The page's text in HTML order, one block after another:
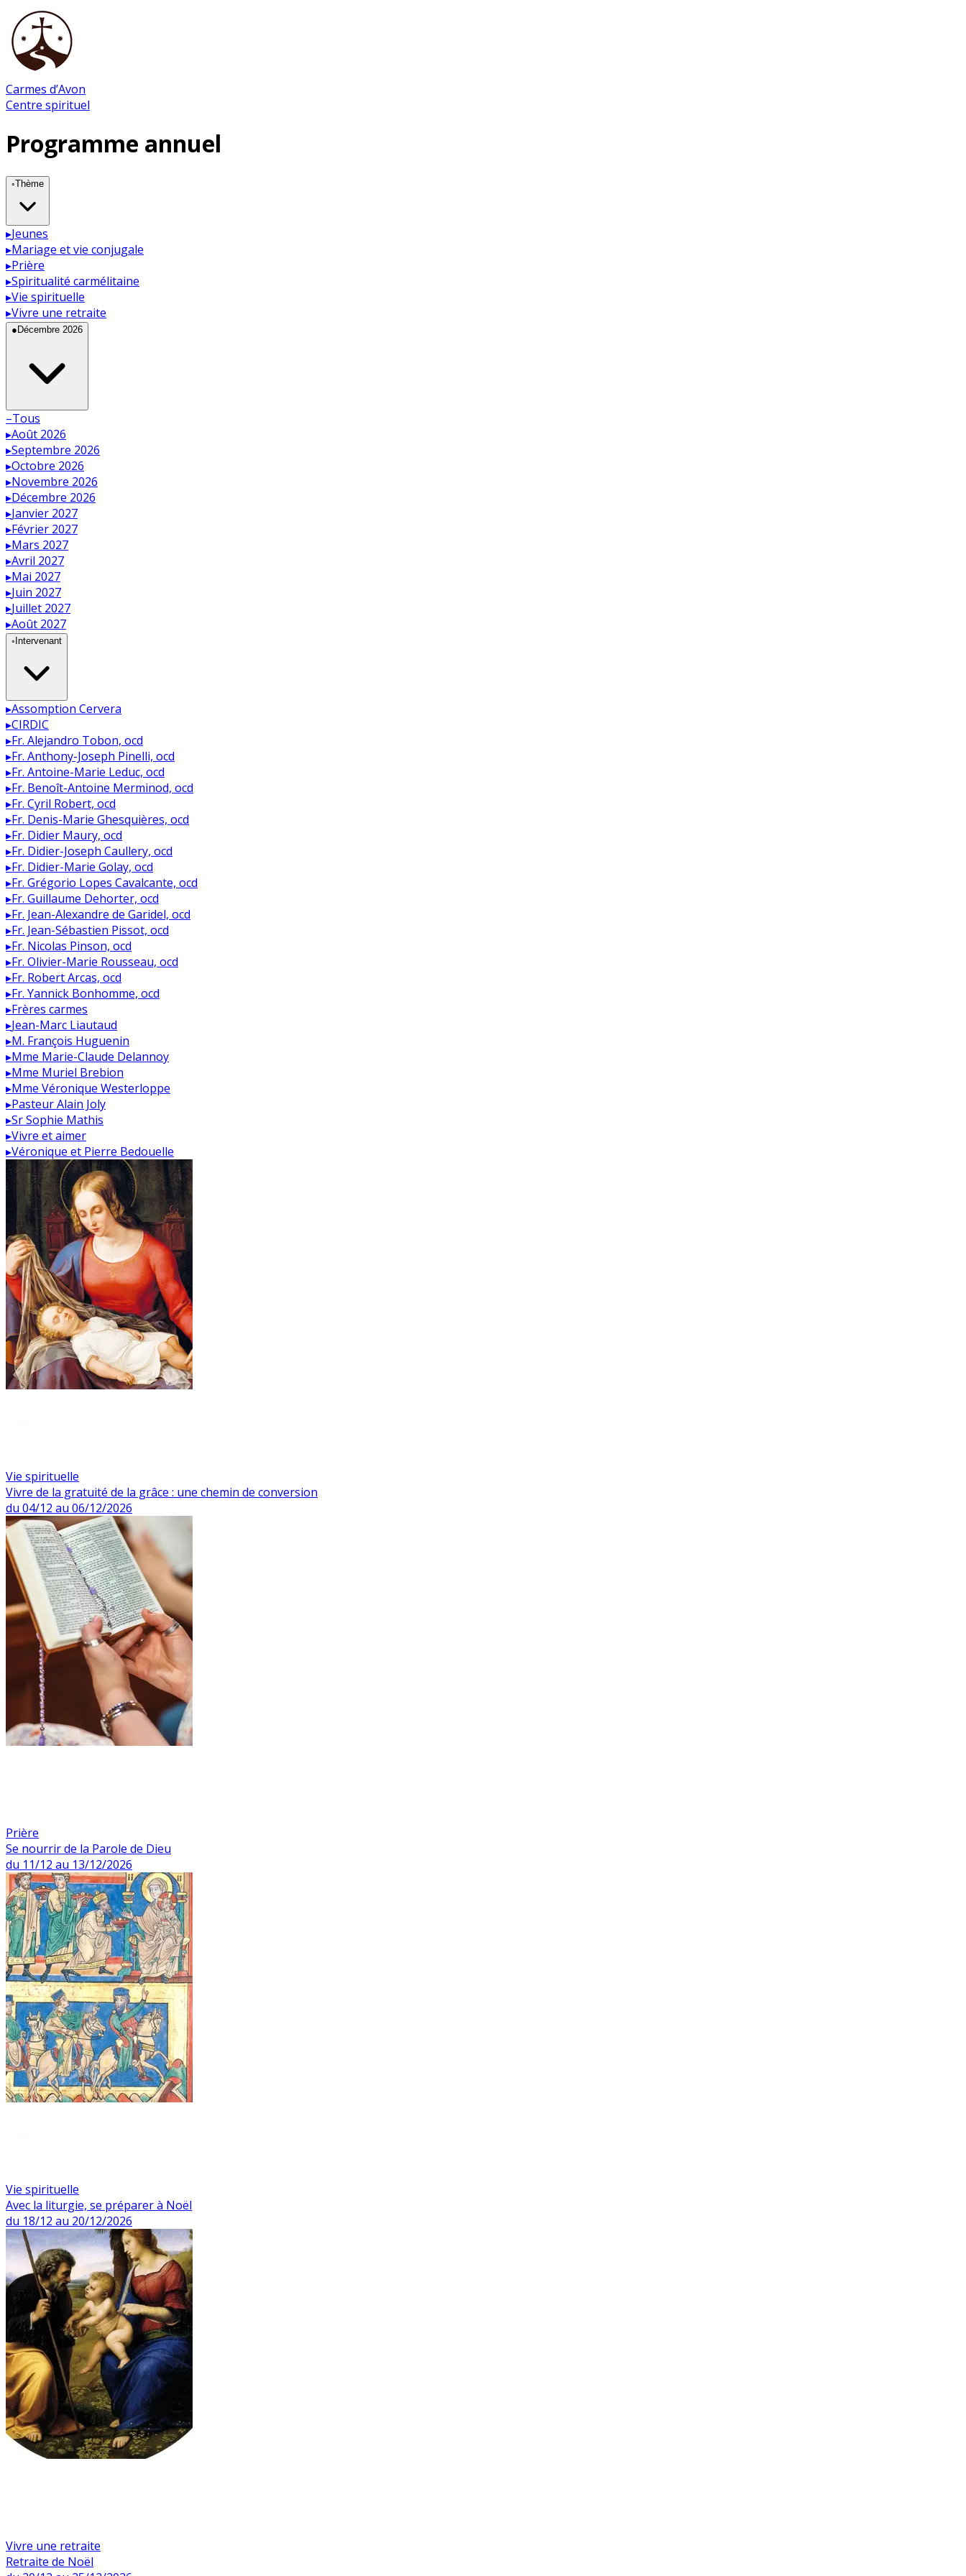
Carmes d’Avon
Centre spirituel
Programme annuel
◦Thème
▸Jeunes
▸Mariage et vie conjugale
▸Prière
▸Spiritualité carmélitaine
▸Vie spirituelle
▸Vivre une retraite
● Décembre 2026
–Tous
▸Août 2026
▸Septembre 2026
▸Octobre 2026
▸Novembre 2026
▸Décembre 2026
▸Janvier 2027
▸Février 2027
▸Mars 2027
▸Avril 2027
▸Mai 2027
▸Juin 2027
▸Juillet 2027
▸Août 2027
◦ Intervenant
▸Assomption Cervera
▸CIRDIC
▸Fr. Alejandro Tobon, ocd
▸Fr. Anthony-Joseph Pinelli, ocd
▸Fr. Antoine-Marie Leduc, ocd
▸Fr. Benoît-Antoine Merminod, ocd
▸Fr. Cyril Robert, ocd
▸Fr. Denis-Marie Ghesquières, ocd
▸Fr. Didier Maury, ocd
▸Fr. Didier-Joseph Caullery, ocd
▸Fr. Didier-Marie Golay, ocd
▸Fr. Grégorio Lopes Cavalcante, ocd
▸Fr. Guillaume Dehorter, ocd
▸Fr. Jean-Alexandre de Garidel, ocd
▸Fr. Jean-Sébastien Pissot, ocd
▸Fr. Nicolas Pinson, ocd
▸Fr. Olivier-Marie Rousseau, ocd
▸Fr. Robert Arcas, ocd
▸Fr. Yannick Bonhomme, ocd
▸Frères carmes
▸Jean-Marc Liautaud
▸M. François Huguenin
▸Mme Marie-Claude Delannoy
▸Mme Muriel Brebion
▸Mme Véronique Westerloppe
▸Pasteur Alain Joly
▸Sr Sophie Mathis
▸Vivre et aimer
▸Véronique et Pierre Bedouelle
Vie spirituelle
Vivre de la gratuité de la grâce : une chemin de conversion
du 04/12 au 06/12/2026
Prière
Se nourrir de la Parole de Dieu
du 11/12 au 13/12/2026
Vie spirituelle
Avec la liturgie, se préparer à Noël
du 18/12 au 20/12/2026
Vivre une retraite
Retraite de Noël